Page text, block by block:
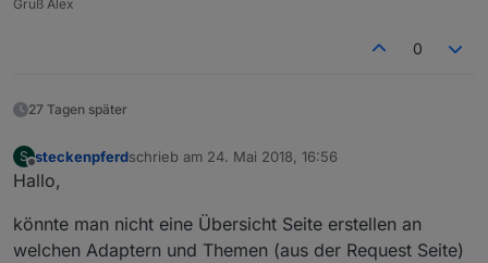
Gruß Alex
0
27 Tagen später
S
Offline
steckenpferdschrieb am 24. Mai 2018, 16:56
zuletzt editiert von
Hallo,
könnte man nicht eine Übersicht Seite erstellen an
welchen Adaptern und Themen (aus der Request Seite)